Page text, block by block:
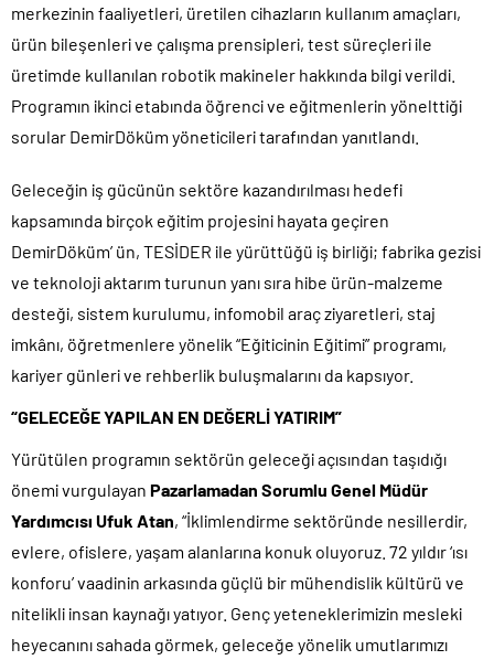
merkezinin faaliyetleri, üretilen cihazların kullanım amaçları,
ürün bileşenleri ve çalışma prensipleri, test süreçleri ile
üretimde kullanılan robotik makineler hakkında bilgi verildi.
Programın ikinci etabında öğrenci ve eğitmenlerin yönelttiği
sorular DemirDöküm yöneticileri tarafından yanıtlandı.
Geleceğin iş gücünün sektöre kazandırılması hedefi
kapsamında birçok eğitim projesini hayata geçiren
DemirDöküm’ ün, TESİDER ile yürüttüğü iş birliği; fabrika gezisi
ve teknoloji aktarım turunun yanı sıra hibe ürün-malzeme
desteği, sistem kurulumu, infomobil araç ziyaretleri, staj
imkânı, öğretmenlere yönelik “Eğiticinin Eğitimi” programı,
kariyer günleri ve rehberlik buluşmalarını da kapsıyor.
“GELECEĞE YAPILAN EN DEĞERLİ YATIRIM”
Yürütülen programın sektörün geleceği açısından taşıdığı
önemi vurgulayan Pazarlamadan Sorumlu Genel Müdür
Yardımcısı Ufuk Atan, “İklimlendirme sektöründe nesillerdir,
evlere, ofislere, yaşam alanlarına konuk oluyoruz. 72 yıldır ‘ısı
konforu’ vaadinin arkasında güçlü bir mühendislik kültürü ve
nitelikli insan kaynağı yatıyor. Genç yeteneklerimizin mesleki
heyecanını sahada görmek, geleceğe yönelik umutlarımızı